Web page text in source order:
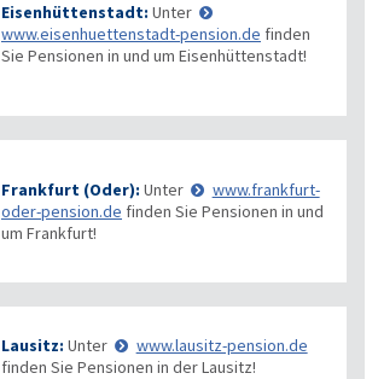
Eisenhüttenstadt: Unter
www.eisenhuettenstadt-pension.de finden
Sie Pensionen in und um Eisenhüttenstadt!
Frankfurt (Oder): Unter
www.frankfurt-
oder-pension.de finden Sie Pensionen in und
um Frankfurt!
Lausitz: Unter
www.lausitz-pension.de
finden Sie Pensionen in der Lausitz!